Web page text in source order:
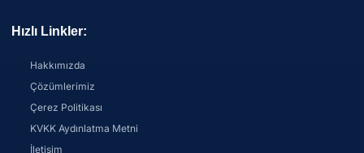
Hızlı Linkler:
Hakkımızda
Çözümlerimiz
Çerez Politikası
KVKK Aydınlatma Metni
İletişim